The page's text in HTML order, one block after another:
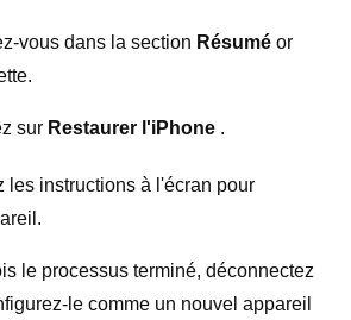
vous dans la section Résumé or
sur Restaurer l'iPhone .
les instructions à l'écran pour
le processus terminé, déconnectez
le comme un nouvel appareil